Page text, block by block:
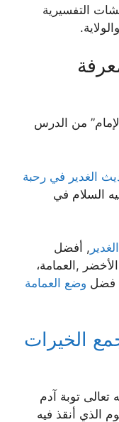
التفسيرية
من الدرس
الغدير في رحبة
السلام في
, أفضل
,العمامة،
فضل وضع العمامة
الخيرات
تعالى توبة آدم
الذي أنقذ فيه